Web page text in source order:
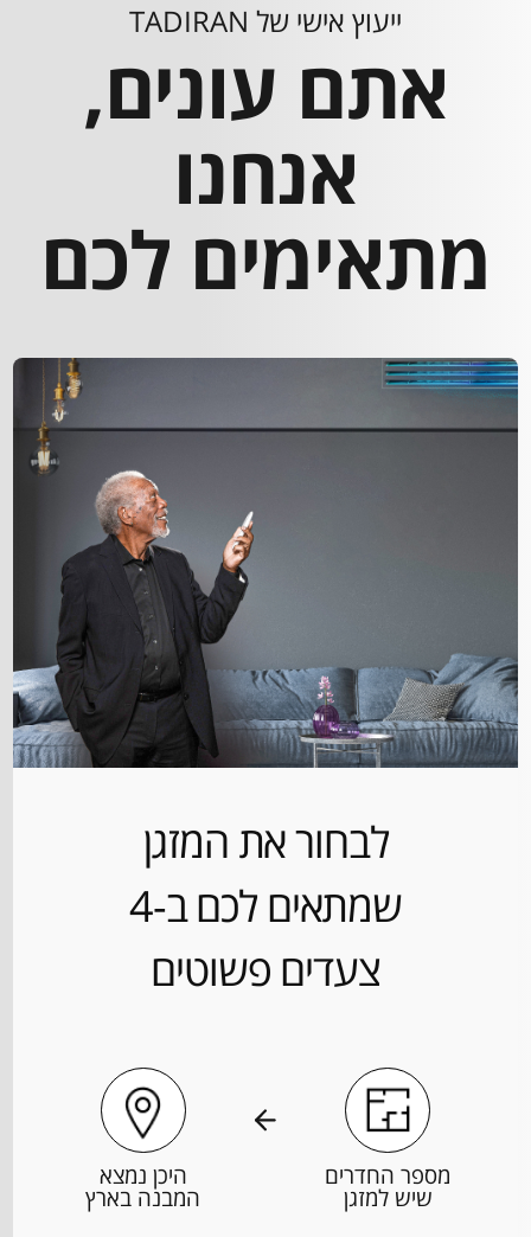
ייעוץ אישי של TADIRAN
אתם עונים,
אנחנו
מתאימים לכם
לבחור את המזגן
שמתאים לכם ב-4
צעדים פשוטים
מספר החדרים
שיש למזגן
היכן נמצא
המבנה בארץ